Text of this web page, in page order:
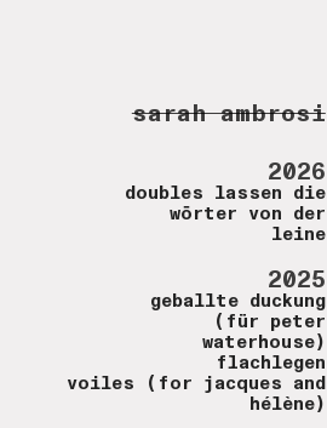
sarah ambrosi
2026
doubles lassen die
wörter von der
leine
2025
geballte duckung
(für peter
waterhouse)
flachlegen
voiles (for jacques and
hélène)